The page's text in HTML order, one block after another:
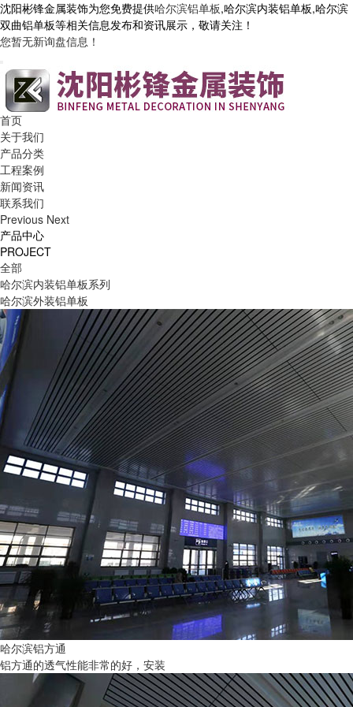
沈阳彬锋金属装饰为您免费提供哈尔滨铝单板,哈尔滨内装铝单板,哈尔滨
双曲铝单板等相关信息发布和资讯展示，敬请关注！
您暂无新询盘信息！
首页
关于我们
产品分类
工程案例
新闻资讯
联系我们
Previous Next
产品中心
PROJECT
全部
哈尔滨内装铝单板系列
哈尔滨外装铝单板
哈尔滨铝方通
铝方通的透气性能非常的好，安装